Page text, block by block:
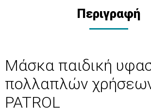
Περιγραφή
Μάσκα παιδική
πολλαπλών
PATROL